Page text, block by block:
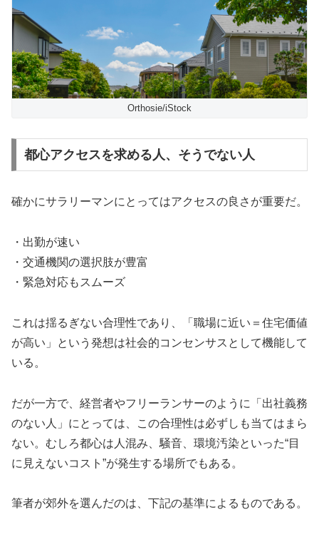
Orthosie/iStock
都心アクセスを求める人、そうでない人
確かにサラリーマンにとってはアクセスの良さが重要だ。
・出勤が速い
・交通機関の選択肢が豊富
・緊急対応もスムーズ
これは揺るぎない合理性であり、「職場に近い＝住宅価値
が高い」という発想は社会的コンセンサスとして機能して
いる。
だが一方で、経営者やフリーランサーのように「出社義務
のない人」にとっては、この合理性は必ずしも当てはまら
ない。むしろ都心は人混み、騒音、環境汚染といった“目
に見えないコスト”が発生する場所でもある。
筆者が郊外を選んだのは、下記の基準によるものである。